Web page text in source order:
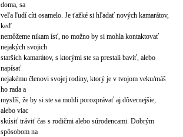
doma, sa
veľa ľudí cíti osamelo. Je ťažké si hľadať nových kamarátov,
keď
nemôžeme nikam ísť, no možno by si mohla kontaktovať
nejakých svojich
starších kamarátov, s ktorými ste sa prestali baviť, alebo
napísať
nejakému členovi svojej rodiny, ktorý je v tvojom veku/máš
ho rada a
myslíš, že by si ste sa mohli porozprávať aj dôvernejšie,
alebo viac
skúsiť tráviť čas s rodičmi alebo súrodencami. Dobrým
spôsobom na